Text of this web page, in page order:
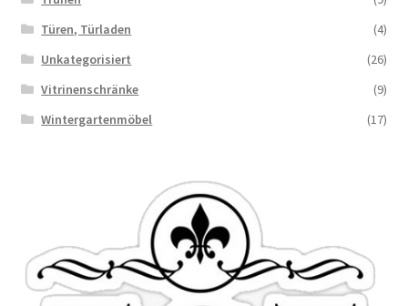
Türen, Türladen
(4)
Unkategorisiert
(26)
Vitrinenschränke
(9)
Wintergartenmöbel
(17)